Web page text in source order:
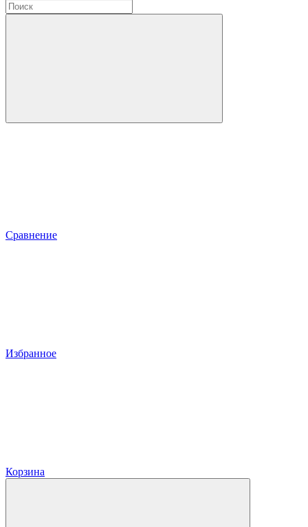
Сравнение
Избранное
Корзина